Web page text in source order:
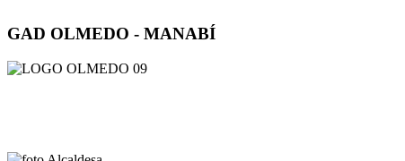
GAD OLMEDO - MANABÍ